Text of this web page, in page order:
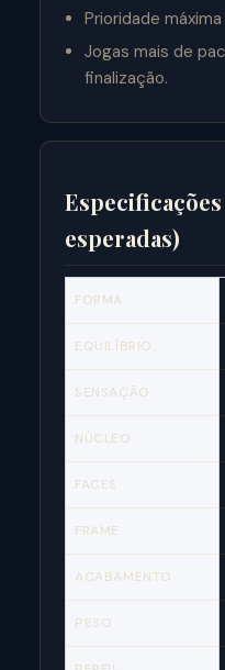
Prioridade
Jogas mais de
finalização.
esperadas)
FORMA
EQUILÍBRIO
SENSAÇÃO
NÚCLEO
FACES
FRAME
ACABAMENTO
PESO